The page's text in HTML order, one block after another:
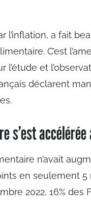
l’inflation, a fait
C’est
l’étude et
déclarent
s’est
n’avait
en seulement 5
2022, 16%